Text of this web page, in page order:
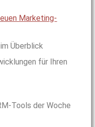
Marketing-
Überblick
für Ihren
Tools der Woche